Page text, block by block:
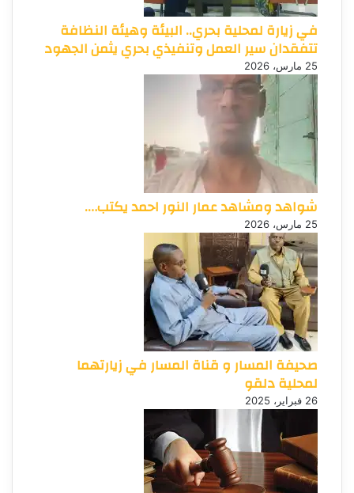
في زيارة لمحلية بحري.. البيئة وهيئة النظافة
تتفقدان سير العمل وتنفيذي بحري يثمن الجهود
25 مارس، 2026
شواهد ومشاهد عمار النور احمد يكتب….
25 مارس، 2026
صحيفة المسار و قناة المسار في زيارتهما
لمحلية دلقو
26 فبراير، 2025